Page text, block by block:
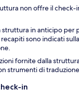
non offre il check-
struttura in anticipo per
sono indicati
fornite dalla
strumenti di
in